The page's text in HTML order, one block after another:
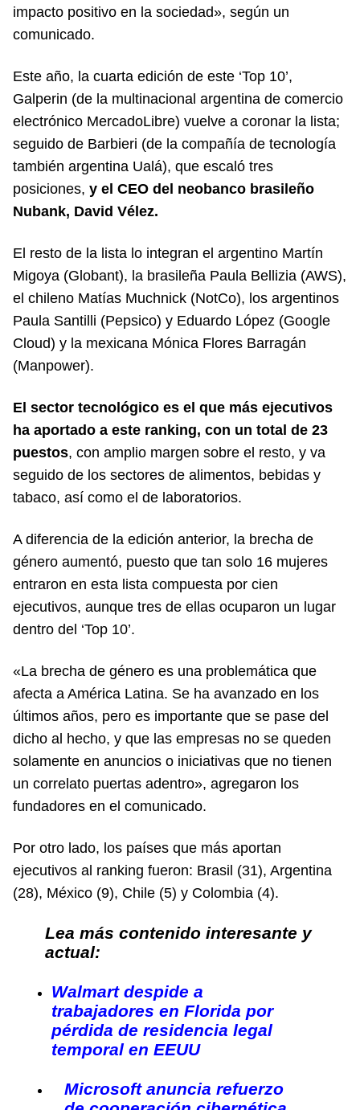
impacto positivo en la sociedad», según un
comunicado.
Este año, la cuarta edición de este ‘Top 10’,
Galperin (de la multinacional argentina de comercio
electrónico MercadoLibre) vuelve a coronar la lista;
seguido de Barbieri (de la compañía de tecnología
también argentina Ualá), que escaló tres
posiciones, y el CEO del neobanco brasileño
Nubank, David Vélez.
El resto de la lista lo integran el argentino Martín
Migoya (Globant), la brasileña Paula Bellizia (AWS),
el chileno Matías Muchnick (NotCo), los argentinos
Paula Santilli (Pepsico) y Eduardo López (Google
Cloud) y la mexicana Mónica Flores Barragán
(Manpower).
El sector tecnológico es el que más ejecutivos
ha aportado a este ranking, con un total de 23
puestos, con amplio margen sobre el resto, y va
seguido de los sectores de alimentos, bebidas y
tabaco, así como el de laboratorios.
A diferencia de la edición anterior, la brecha de
género aumentó, puesto que tan solo 16 mujeres
entraron en esta lista compuesta por cien
ejecutivos, aunque tres de ellas ocuparon un lugar
dentro del ‘Top 10’.
«La brecha de género es una problemática que
afecta a América Latina. Se ha avanzado en los
últimos años, pero es importante que se pase del
dicho al hecho, y que las empresas no se queden
solamente en anuncios o iniciativas que no tienen
un correlato puertas adentro», agregaron los
fundadores en el comunicado.
Por otro lado, los países que más aportan
ejecutivos al ranking fueron: Brasil (31), Argentina
(28), México (9), Chile (5) y Colombia (4).
Lea más contenido interesante y
actual:
Walmart despide a
trabajadores en Florida por
pérdida de residencia legal
temporal en EEUU
Microsoft anuncia refuerzo